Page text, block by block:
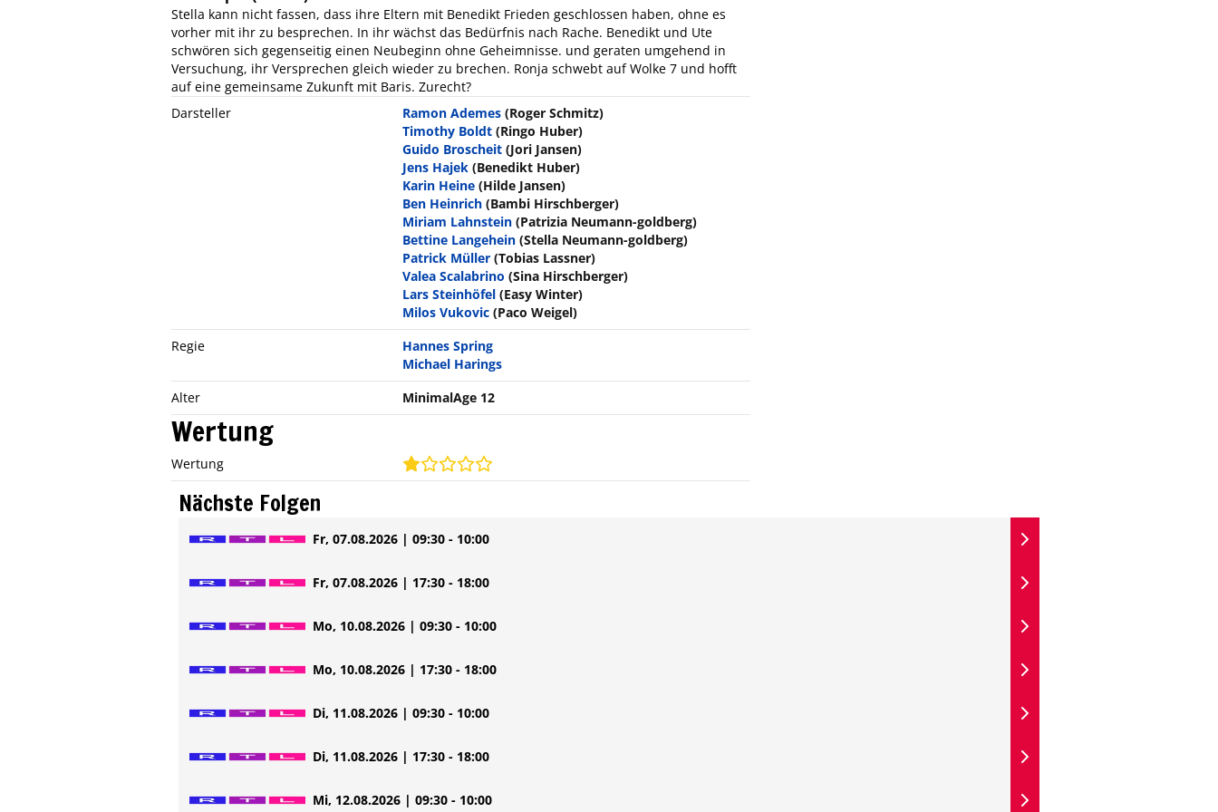
Stella kann nicht fassen, dass ihre Eltern mit Benedikt Frieden geschlossen haben, ohne es
vorher mit ihr zu besprechen. In ihr wächst das Bedürfnis nach Rache. Benedikt und Ute
schwören sich gegenseitig einen Neubeginn ohne Geheimnisse. und geraten umgehend in
Versuchung, ihr Versprechen gleich wieder zu brechen. Ronja schwebt auf Wolke 7 und hofft
auf eine gemeinsame Zukunft mit Baris. Zurecht?
Darsteller
Ramon Ademes (Roger Schmitz)
Timothy Boldt (Ringo Huber)
Guido Broscheit (Jori Jansen)
Jens Hajek (Benedikt Huber)
Karin Heine (Hilde Jansen)
Ben Heinrich (Bambi Hirschberger)
Miriam Lahnstein (Patrizia Neumann-goldberg)
Bettine Langehein (Stella Neumann-goldberg)
Patrick Müller (Tobias Lassner)
Valea Scalabrino (Sina Hirschberger)
Lars Steinhöfel (Easy Winter)
Milos Vukovic (Paco Weigel)
Regie
Hannes Spring
Michael Harings
Alter
MinimalAge 12
Wertung
Wertung
Nächste Folgen
Fr, 07.08.2026 | 09:30 - 10:00
Fr, 07.08.2026 | 17:30 - 18:00
Mo, 10.08.2026 | 09:30 - 10:00
Mo, 10.08.2026 | 17:30 - 18:00
Di, 11.08.2026 | 09:30 - 10:00
Di, 11.08.2026 | 17:30 - 18:00
Mi, 12.08.2026 | 09:30 - 10:00